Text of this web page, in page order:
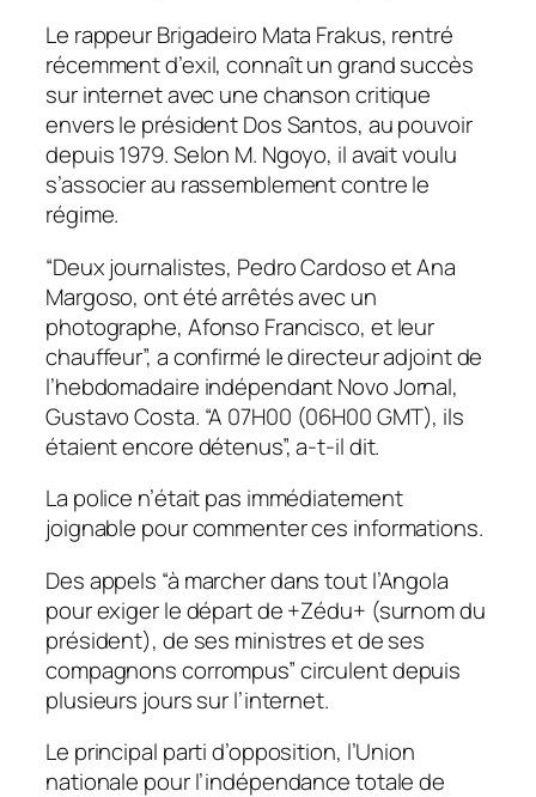
Le rappeur Brigadeiro Mata Frakus, rentré
récemment d’exil, connaît un grand succès
sur internet avec une chanson critique
envers le président Dos Santos, au pouvoir
depuis 1979. Selon M. Ngoyo, il avait voulu
s’associer au rassemblement contre le
régime.
“Deux journalistes, Pedro Cardoso et Ana
Margoso, ont été arrêtés avec un
photographe, Afonso Francisco, et leur
chauffeur”, a confirmé le directeur adjoint de
l’hebdomadaire indépendant Novo Jornal,
Gustavo Costa. “A 07H00 (06H00 GMT), ils
étaient encore détenus”, a-t-il dit.
La police n’était pas immédiatement
joignable pour commenter ces informations.
Des appels “à marcher dans tout l’Angola
pour exiger le départ de +Zédu+ (surnom du
président), de ses ministres et de ses
compagnons corrompus” circulent depuis
plusieurs jours sur l’internet.
Le principal parti d’opposition, l’Union
nationale pour l’indépendance totale de